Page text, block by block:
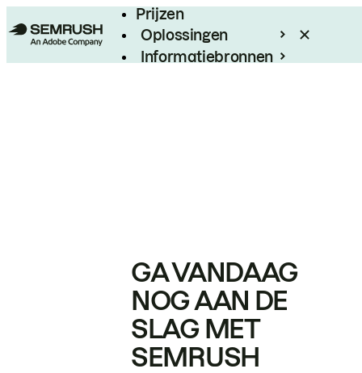
Prijzen
Oplossingen
Informatiebronnen
GA VANDAAG
NOG AAN DE
SLAG MET
SEMRUSH